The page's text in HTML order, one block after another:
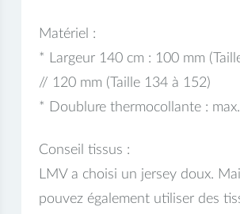
Matériel :
* Largeur 140 cm : 100 mm
// 120 mm (Taille 134 à 152)
* Doublure thermocollante :
Conseil tissus :
LMV a choisi un jersey doux.
pouvez également utiliser des